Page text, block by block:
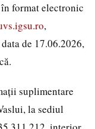
format electronic
,
de 17.06.2026,
suplimentare
la sediul